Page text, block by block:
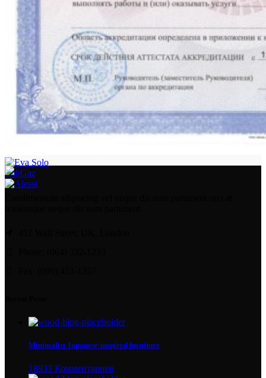
BaltGaz
Minimalist Japanese-inspired furniture
18933 Комментариев